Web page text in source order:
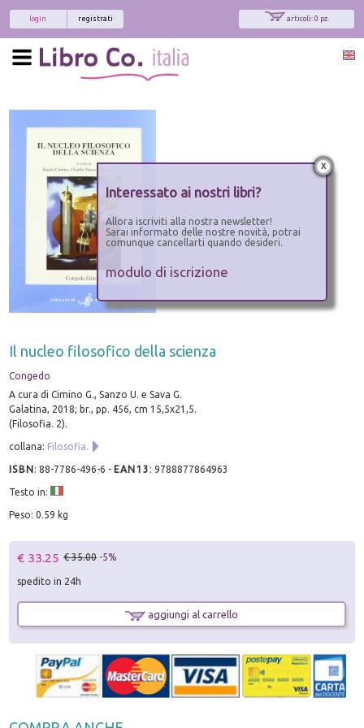
articoli: 0 pz.
registrati
login
Il nucleo filosofico della scienza
Congedo
A cura di Cimino G., Sanzo U. e Sava G.
Galatina, 2018; br., pp. 456, cm 15,5x21,5.
(Filosofia. 2).
collana: Filosofia.
ISBN:88-7786-496-6 - EAN13 :9788877864963
Testo in:
Peso: 0.59 kg
€ 33.25 € 35.00 -5%
spedito in 24h
aggiungi al carrello
x
Interessato ai nostri libri?
Allora iscriviti alla nostra newsletter!
Sarai informato delle nostre novità, potrai
comunque cancellarti quando desideri.
modulo di iscrizione